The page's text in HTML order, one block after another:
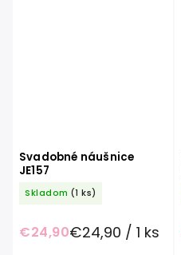
Svadobné náušnice
JE157
Skladom (1 ks)
€24,90€24,90 / 1 ks